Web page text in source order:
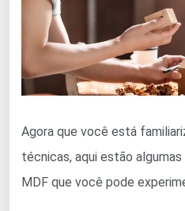
Agora que você está
técnicas, aqui estão
MDF que você pode